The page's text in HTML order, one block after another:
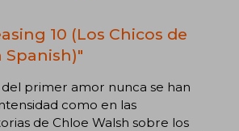
10 (Los Chicos de
Spanish)"
primer amor nunca se han
como en las
de Chloe Walsh sobre los